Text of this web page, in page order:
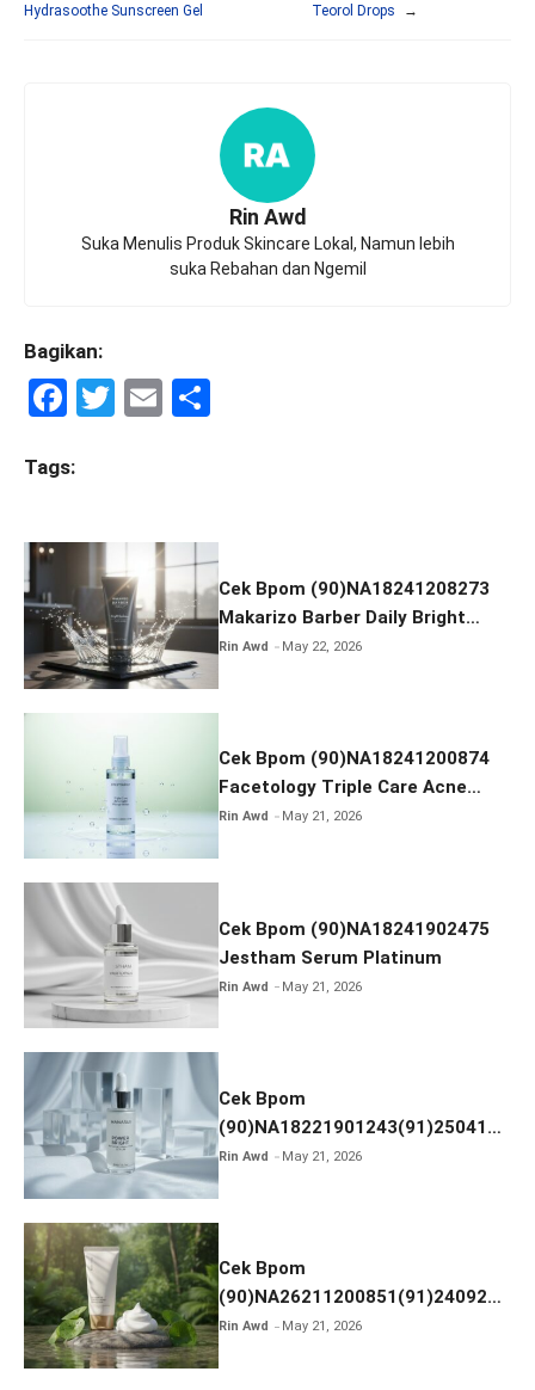
Hydrasoothe Sunscreen Gel
Teorol Drops
→
Rin Awd
Suka Menulis Produk Skincare Lokal, Namun lebih
suka Rebahan dan Ngemil
Bagikan:
F
ce
o
o
k
T
E
Tags:
Cek Bpom (90)NA18241208273
Makarizo Barber Daily Bright
Radiance Face Wash
Rin Awd May 22, 2026
Cek Bpom (90)NA18241200874
Facetology Triple Care Acne
Calm Micellar Water
Rin Awd May 21, 2026
Cek Bpom (90)NA18241902475
Jestham Serum Platinum
Rin Awd May 21, 2026
Cek Bpom
(90)NA18221901243(91)250418
Hanasui Power Bright Serum
Rin Awd May 21, 2026
Cek Bpom
(90)NA26211200851(91)240924
SKIN1004 Madagascar Centella
Rin Awd May 21, 2026